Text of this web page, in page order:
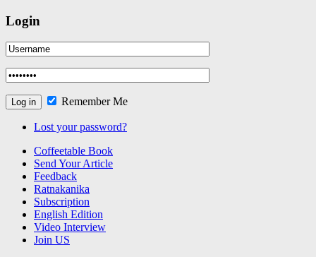
Login
Remember Me
Lost your password?
Coffeetable Book
Send Your Article
Feedback
Ratnakanika
Subscription
English Edition
Video Interview
Join US